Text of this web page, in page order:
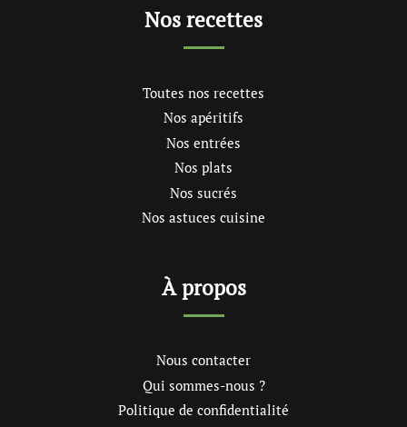
Nos recettes
Toutes nos recettes
Nos apéritifs
Nos entrées
Nos plats
Nos sucrés
Nos astuces cuisine
À propos
Nous contacter
Qui sommes-nous ?
Politique de confidentialité